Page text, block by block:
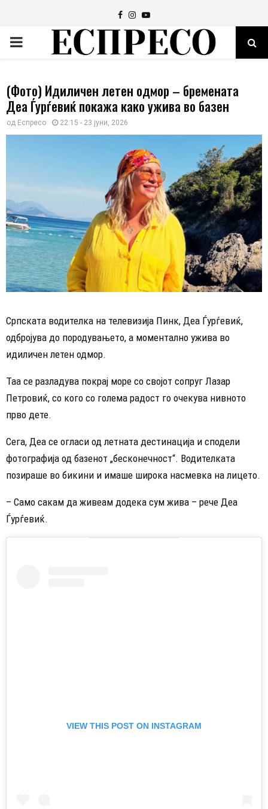
Facebook
Instagram
Youtube
PRIMARY
(Фото) Идиличен летен одмор – бремената
Деа Ѓурѓевиќ покажа како ужива во базен
од Еспресо 22:15 - 23 јуни, 2026
Српската водителка на телевизија Пинк, Деа Ѓурѓевиќ,
одбројува до породувањето, а моментално ужива во
идиличен летен одмор.
Таа се разладува покрај море со својот сопруг Лазар
Петровиќ, со кого со голема радост го очекува нивното
прво дете.
Сега, Деа се огласи од летната дестинација и сподели
фотографија од базенот „бесконечност“. Водителката
позираше во бикини и имаше широка насмевка на лицето.
– Само сакам да живеам додека сум жива – рече Деа
Ѓурѓевиќ.
VIEW THIS POST ON INSTAGRAM